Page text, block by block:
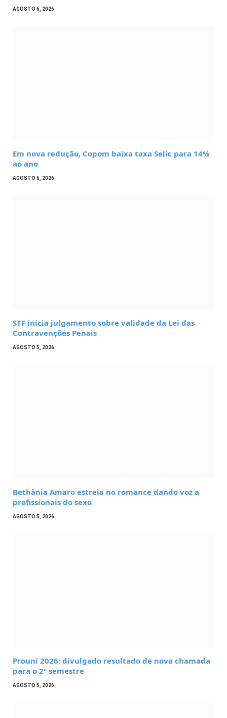
AGOSTO 6, 2026
Em nova redução, Copom baixa taxa Selic para 14%
ao ano
AGOSTO 6, 2026
STF inicia julgamento sobre validade da Lei das
Contravenções Penais
AGOSTO 5, 2026
Bethânia Amaro estreia no romance dando voz a
profissionais do sexo
AGOSTO 5, 2026
Prouni 2026: divulgado resultado de nova chamada
para o 2º semestre
AGOSTO 5, 2026